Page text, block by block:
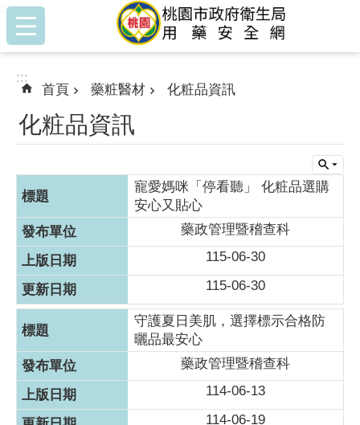
跳到主要內容區塊
:::
:::
首頁 藥粧醫材 化粧品資訊
化粧品資訊
寵愛媽咪「停看聽」 化粧品選購
安心又貼心
藥政管理暨稽查科
115-06-30
115-06-30
守護夏日美肌，選擇標示合格防
曬品最安心
藥政管理暨稽查科
114-06-13
114-06-19